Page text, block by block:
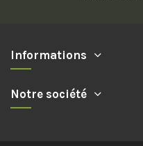
Informations
Notre société